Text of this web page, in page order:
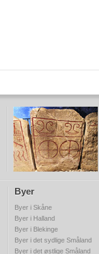
Byer
Byer i Skåne
Byer i Halland
Byer i Blekinge
Byer i det sydlige Småland
Byer i det østlige Småland